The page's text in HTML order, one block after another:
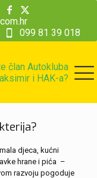
099 81 39 018
član Autokluba
i HAK-a?
djeca, kućni
hrane i pića –
razvoju pogoduje